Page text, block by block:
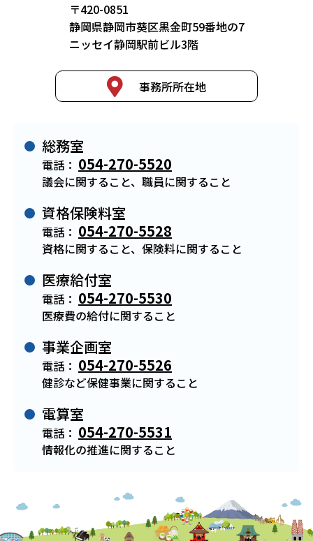
〒420-0851
静岡県静岡市葵区黒金町59番地の7
ニッセイ静岡駅前ビル3階
事務所所在地
総務室
電話： 054-270-5520
議会に関すること、職員に関すること
資格保険料室
電話： 054-270-5528
資格に関すること、保険料に関すること
医療給付室
電話： 054-270-5530
医療費の給付に関すること
事業企画室
電話： 054-270-5526
健診など保健事業に関すること
電算室
電話： 054-270-5531
情報化の推進に関すること